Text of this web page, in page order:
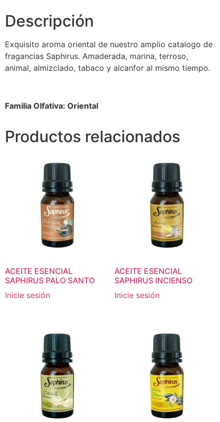
Descripción
Exquisito aroma oriental de nuestro amplio catalogo de
fragancias Saphirus. Amaderada, marina, terroso,
animal, almizclado, tabaco y alcanfor al mismo tiempo.
Familia Olfativa: Oriental
Productos relacionados
ACEITE ESENCIAL
SAPHIRUS PALO SANTO
Inicie sesión
ACEITE ESENCIAL
SAPHIRUS INCIENSO
Inicie sesión